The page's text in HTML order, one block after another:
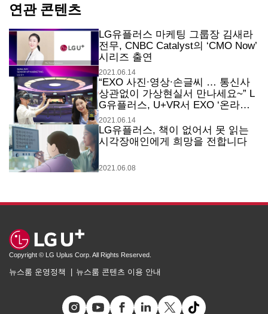
연관 콘텐츠
LG유플러스 마케팅 그룹장 김새라
전무, CNBC Catalyst의 ‘CMO Now’
시리즈 출연
2021.06.14
“EXO 사진∙영상∙손글씨 … 통신사
상관없이 가상현실서 만나세요~” L
G유플러스, U+VR서 EXO ‘온라인
전시관’ 오픈
2021.06.14
LG유플러스, 책이 없어서 못 읽는
시각장애인에게 희망을 전합니다
2021.06.08
Copyright © LG Uplus Corp. All Rights Reserved.
뉴스룸 운영정책 뉴스룸 콘텐츠 이용 안내